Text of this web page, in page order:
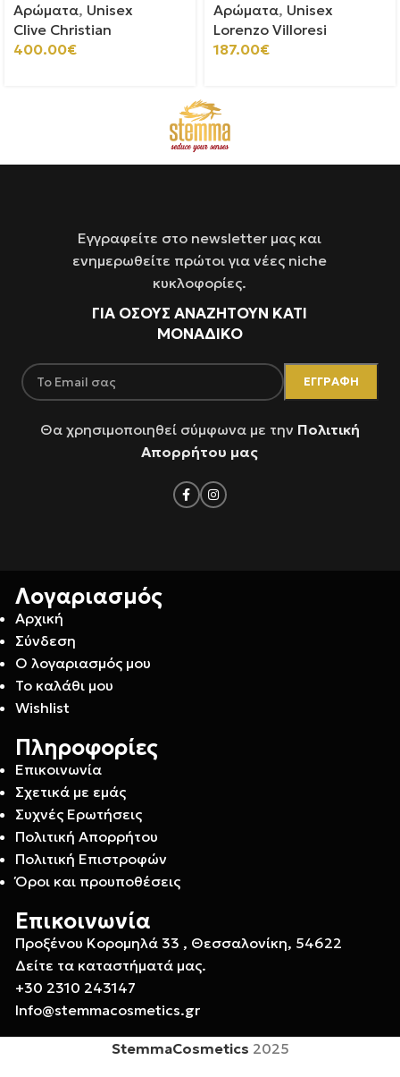
Αρώματα, Unisex
Clive Christian
400.00€
Αρώματα, Unisex
Lorenzo Villoresi
187.00€
Εγγραφείτε στο newsletter μας και
ενημερωθείτε πρώτοι για νέες niche
κυκλοφορίες.
ΓΙΑ ΌΣΟΥΣ ΑΝΑΖΗΤΟΥΝ ΚΑΤΙ
ΜΟΝΑΔΙΚΟ
Θα χρησιμοποιηθεί σύμφωνα με την Πολιτική
Απορρήτου μας
Λογαριασμός
Αρχική
Σύνδεση
Ο λογαριασμός μου
Το καλάθι μου
Wishlist
Πληροφορίες
Επικοινωνία
Σχετικά με εμάς
Συχνές Ερωτήσεις
Πολιτική Απορρήτου
Πολιτική Επιστροφών
Όροι και προυποθέσεις
Επικοινωνία
Προξένου Κορομηλά 33 , Θεσσαλονίκη, 54622
Δείτε τα καταστήματά μας.
+30 2310 243147
Info@stemmacosmetics.gr
StemmaCosmetics 2025